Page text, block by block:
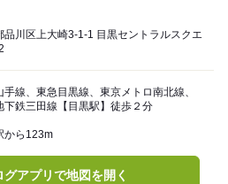
品川区上大崎3-1-1 目黒セントラルスクエ
手線、東急目黒線、東京メトロ南北線、
下鉄三田線【目黒駅】徒歩２分
から123m
グアプリで地図を開く